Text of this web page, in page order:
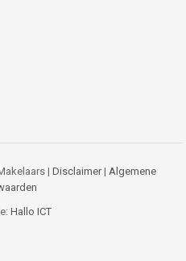
| Disclaimer| Algemene
Hallo ICT